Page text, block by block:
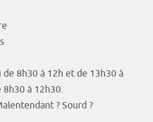
8h30 à 12h et de 13h30 à
8h30 à 12h30.
? Sourd ?